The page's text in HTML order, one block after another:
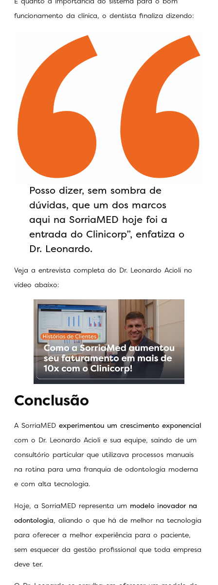
funcionamento da clínica, o dentista finaliza dizendo:
Posso dizer, sem sombra de
dúvidas, que um dos marcos
aqui na SorriaMED hoje foi a
entrada do Clinicorp”, enfatiza o
Dr. Leonardo.
Veja a entrevista completa do Dr. Leonardo Acioli no
vídeo abaixo:
Conclusão
A SorriaMED experimentou um crescimento exponencial
com o Dr. Leonardo Acioli e sua equipe, saindo de um
consultório particular que utilizava processos manuais
na rotina para uma franquia de odontologia moderna
e com alta tecnologia.
Hoje, a SorriaMED representa um modelo inovador na
odontologia, aliando o que há de melhor na tecnologia
para oferecer a melhor experiência para o paciente,
sem esquecer da gestão profissional que toda empresa
deve ter.